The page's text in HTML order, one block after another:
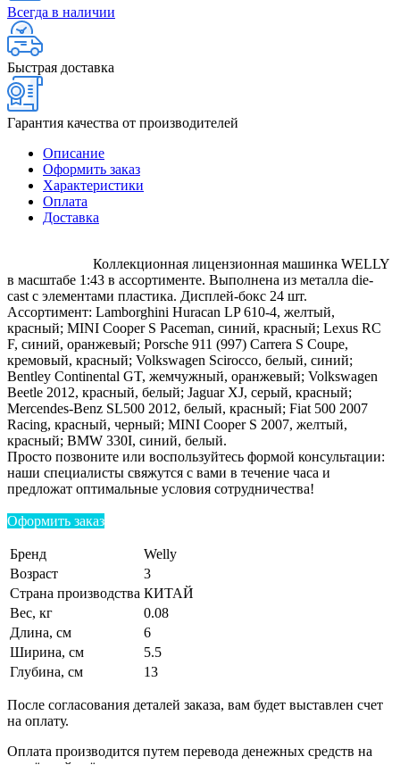
Всегда в наличии
Быстрая доставка
Гарантия качества от производителей
Описание
Оформить заказ
Характеристики
Оплата
Доставка
Коллекционная лицензионная машинка WELLY
в масштабе 1:43 в ассортименте. Выполнена из металла die-
cast с элементами пластика. Дисплей-бокс 24 шт.
Ассортимент: Lamborghini Huracan LP 610-4, желтый,
красный; MINI Cooper S Paceman, синий, красный; Lexus RC
F, синий, оранжевый; Porsche 911 (997) Carrera S Coupe,
кремовый, красный; Volkswagen Scirocco, белый, синий;
Bentley Continental GT, жемчужный, оранжевый; Volkswagen
Beetle 2012, красный, белый; Jaguar XJ, серый, красный;
Mercendes-Benz SL500 2012, белый, красный; Fiat 500 2007
Racing, красный, черный; MINI Cooper S 2007, желтый,
красный; BMW 330I, синий, белый.
Просто позвоните или воспользуйтесь формой консультации:
наши специалисты свяжутся с вами в течение часа и
предложат оптимальные условия сотрудничества!
Оформить заказ
Бренд
Welly
Возраст
3
Страна производства КИТАЙ
Вес, кг
0.08
Длина, см
6
Ширина, см
5.5
Глубина, см
13
После согласования деталей заказа, вам будет выставлен счет
на оплату.
Оплата производится путем перевода денежных средств на